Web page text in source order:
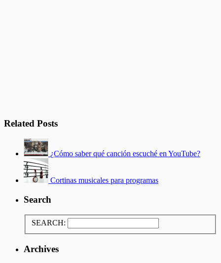
Related Posts
¿Cómo saber qué canción escuché en YouTube?
Cortinas musicales para programas
Search
SEARCH:
Archives